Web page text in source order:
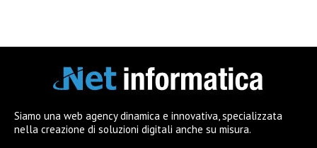
Siamo una web agency dinamica e innovativa, specializzata
nella creazione di soluzioni digitali anche su misura.